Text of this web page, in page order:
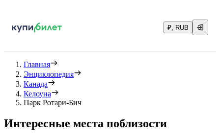
₽, RUB
Главная
Энциклопедия
Канада
Келоуна
Парк Ротари-Бич
Интересные места поблизости